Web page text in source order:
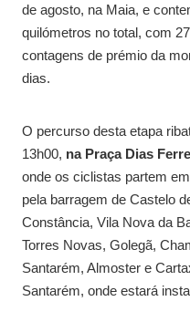
de agosto, na Maia, e
quilómetros no total, com
contagens de prémio da
dias.
O percurso desta etapa
13h00, na Praça Dias
onde os ciclistas partem
pela barragem de Castelo
Constância, Vila Nova da
Torres Novas, Golegã,
Santarém, Almoster e
Santarém, onde estará